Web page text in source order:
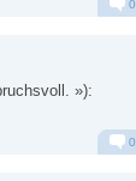
0
»):
0